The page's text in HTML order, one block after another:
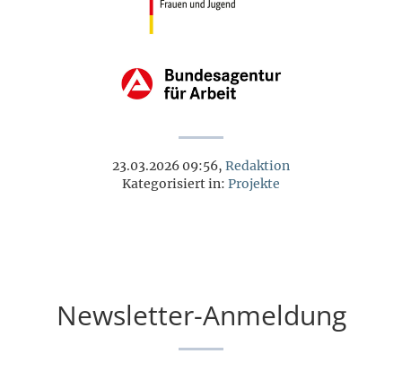
23.03.2026 09:56, Redaktion
Kategorisiert in: Projekte
Newsletter-Anmeldung